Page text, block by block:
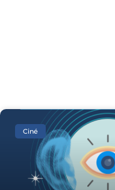
Ciné